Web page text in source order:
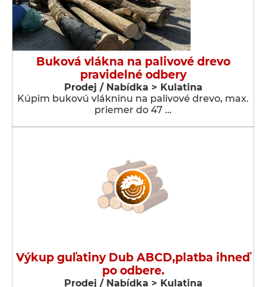
Buková vlákna na palivové drevo
pravidelné odbery
Prodej / Nabídka > Kulatina
Kúpim bukovú vlákninu na palivové drevo, max.
priemer do 47 …
Výkup guľatiny Dub ABCD,platba ihneď
po odbere.
Prodej / Nabídka > Kulatina